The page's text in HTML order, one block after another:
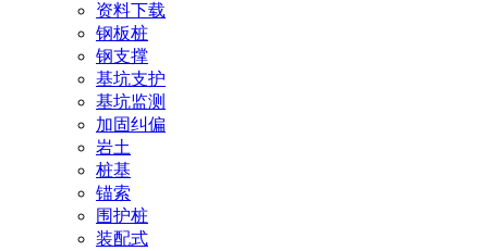
资料下载
钢板桩
钢支撑
基坑支护
基坑监测
加固纠偏
岩土
桩基
锚索
围护桩
装配式